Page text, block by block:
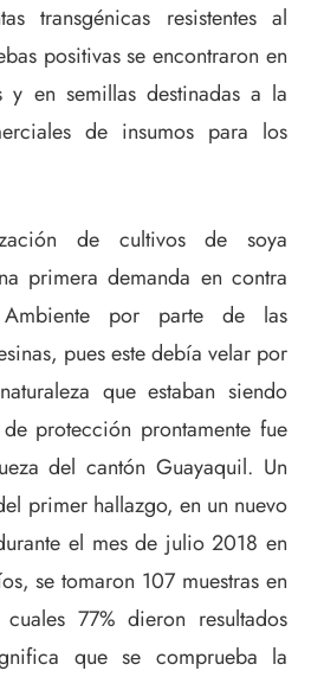
transgénicas resistentes al
positivas se encontraron en
y en semillas destinadas a la
de insumos para los
de cultivos de soya
primera demanda en contra
por parte de las
pues este debía velar por
que estaban siendo
protección prontamente fue
del cantón Guayaquil. Un
primer hallazgo, en un nuevo
el mes de julio 2018 en
se tomaron 107 muestras en
77% dieron resultados
que se comprueba la